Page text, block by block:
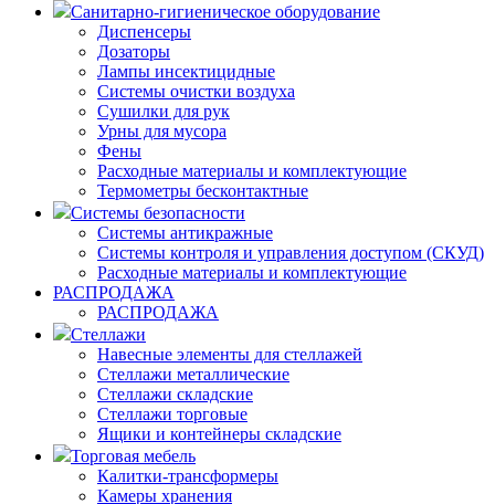
Санитарно-гигиеническое оборудование
Диспенсеры
Дозаторы
Лампы инсектицидные
Системы очистки воздуха
Сушилки для рук
Урны для мусора
Фены
Расходные материалы и комплектующие
Термометры бесконтактные
Системы безопасности
Системы антикражные
Системы контроля и управления доступом (СКУД)
Расходные материалы и комплектующие
РАСПРОДАЖА
РАСПРОДАЖА
Стеллажи
Навесные элементы для стеллажей
Стеллажи металлические
Стеллажи складские
Стеллажи торговые
Ящики и контейнеры складские
Торговая мебель
Калитки-трансформеры
Камеры хранения